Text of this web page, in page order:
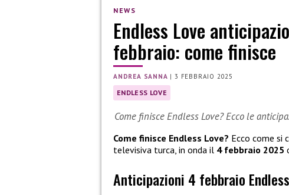
NEWS
Endless Love
febbraio: come finisce
ANDREA SANNA |3 FEBBRAIO 2025
ENDLESS LOVE
Come finisce Endless Love? Ecco le
Come finisce Endless Love? Ecco come si
televisiva turca, in onda il 4 febbraio 2025
Anticipazioni 4 febbraio